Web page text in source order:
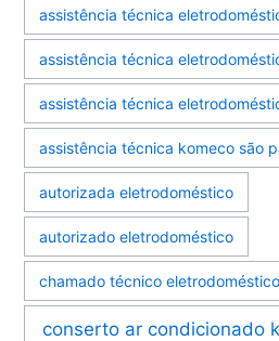
assistência técnica
assistência técnica
assistência técnica
assistência técnica komeco são
autorizada eletrodoméstico
autorizado eletrodoméstico
chamado técnico eletrodoméstico
conserto ar condicionado